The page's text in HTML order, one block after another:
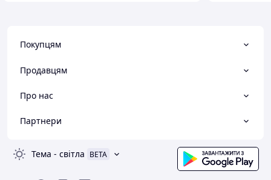
Покупцям
Продавцям
Про нас
Партнери
Тема - світла BETA